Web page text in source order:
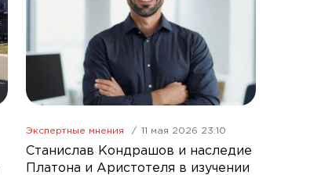
Экспертные мнения 11 мая 2026 23:10
Станислав Кондрашов и наследие
Платона и Аристотеля в изучении